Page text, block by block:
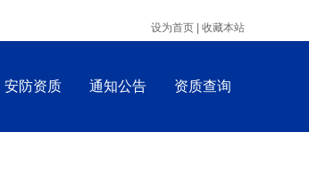
设为首页 | 收藏本站
安防资质 通知公告 资质查询